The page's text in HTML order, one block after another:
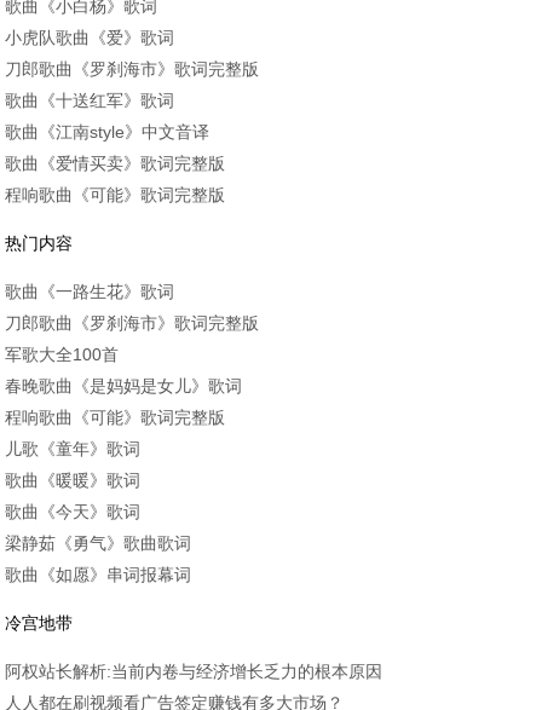
歌曲《小白杨》歌词
小虎队歌曲《爱》歌词
刀郎歌曲《罗刹海市》歌词完整版
歌曲《十送红军》歌词
歌曲《江南style》中文音译
歌曲《爱情买卖》歌词完整版
程响歌曲《可能》歌词完整版
热门内容
歌曲《一路生花》歌词
刀郎歌曲《罗刹海市》歌词完整版
军歌大全100首
春晚歌曲《是妈妈是女儿》歌词
程响歌曲《可能》歌词完整版
儿歌《童年》歌词
歌曲《暖暖》歌词
歌曲《今天》歌词
梁静茹《勇气》歌曲歌词
歌曲《如愿》串词报幕词
冷宫地带
阿权站长解析:当前内卷与经济增长乏力的根本原因
人人都在刷视频看广告签定赚钱有多大市场？